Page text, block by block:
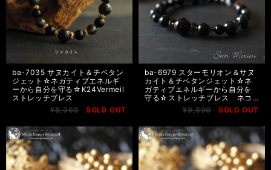
ba-7035 サヌカイト＆チベタン
ジェット☆ネガティブエネルギ
ーから自分を守る☆K24Vermeil
ストレッチブレス
¥8,360
SOLD OUT
ba-6979 スターモリオン＆サヌ
カイト＆チベタンジェット☆ネ
ガティブエネルギーから自分を
守る☆ストレッチブレス ネコ
ポス送料無料¥9,800 SOLD OUT